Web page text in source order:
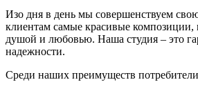
Изо дня в день мы совершенствуем
клиентам самые красивые композиции,
душой и любовью. Наша студия – это
надежности.
Среди наших преимуществ